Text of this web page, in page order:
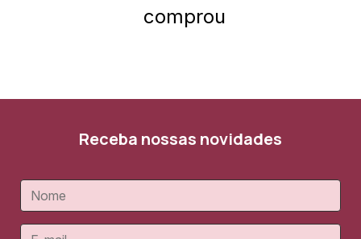
comprou
Receba nossas novidades